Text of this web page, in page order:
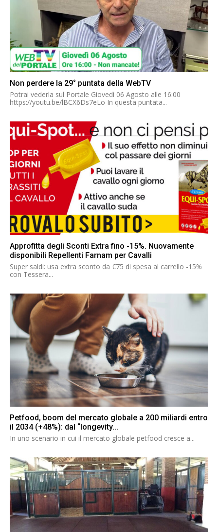
Non perdere la 29° puntata della WebTV
Potrai vederla sul Portale Giovedì 06 Agosto alle 16:00
https://youtu.be/lBCX6Ds7eLo In questa puntata...
Approfitta degli Sconti Extra fino -15%. Nuovamente
disponibili Repellenti Farnam per Cavalli
Super saldi: usa extra sconto da €75 di spesa al carrello -15%
con Tessera...
Petfood, boom del mercato globale a 200 miliardi entro
il 2034 (+48%): dal “longevity...
In uno scenario in cui il mercato globale petfood cresce a...